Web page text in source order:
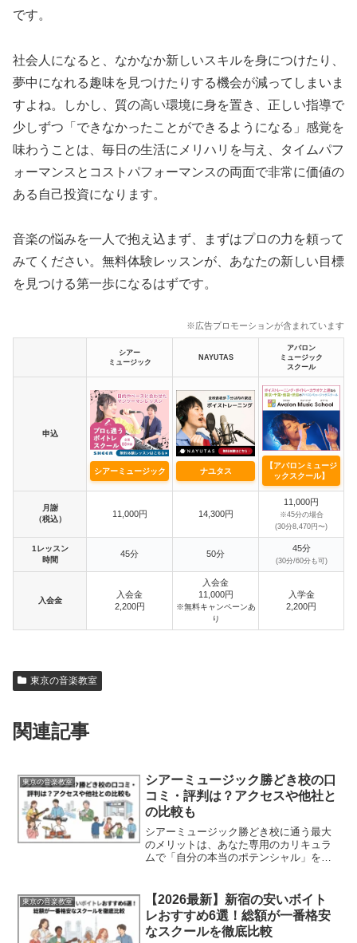
です。
社会人になると、なかなか新しいスキルを身につけたり、
夢中になれる趣味を見つけたりする機会が減ってしまいま
すよね。しかし、質の高い環境に身を置き、正しい指導で
少しずつ「できなかったことができるようになる」感覚を
味わうことは、毎日の生活にメリハリを与え、タイムパフ
ォーマンスとコストパフォーマンスの両面で非常に価値の
ある自己投資になります。
音楽の悩みを一人で抱え込まず、まずはプロの力を頼って
みてください。無料体験レッスンが、あなたの新しい目標
を見つける第一歩になるはずです。
※広告プロモーションが含まれています
シアー
ミュージック
NAYUTAS
アバロン
ミュージック
スクール
申込
シアーミュージック ナユタス
【アバロンミュージ
ックスクール】
月謝
（税込）
11,000円 14,300円
11,000円
※45分の場合
(30分8,470円〜)
1レッスン
時間
45分 50分
45分
(30分/60分も可)
入会金
入会金
2,200円
入会金
11,000円
※無料キャンペーンあ
り
入学金
2,200円
東京の音楽教室
関連記事
東京の音楽教室
シアーミュージック勝どき校の口
コミ・評判は？アクセスや他社と
の比較も
シアーミュージック勝どき校に通う最大
のメリットは、あなた専用のカリキュラ
ムで「自分の本当のポテンシャル」を引
ックが欠かせません。私は過去にボーカ
ル指導を受け、現在は複数...
東京の音楽教室
【2026最新】新宿の安いボイト
レおすすめ6選！総額が一番格安
なスクールを徹底比較